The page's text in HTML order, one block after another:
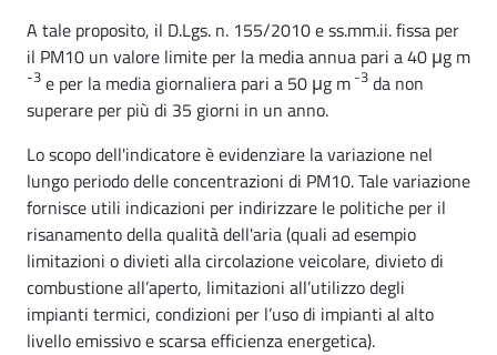
A tale proposito, il D.Lgs. n. 155/2010 e ss.mm.ii. fissa per
il PM10 un valore limite per la media annua pari a 40 μg m
-3 e per la media giornaliera pari a 50 μg m -3 da non
superare per più di 35 giorni in un anno.
Lo scopo dell'indicatore è evidenziare la variazione nel
lungo periodo delle concentrazioni di PM10. Tale variazione
fornisce utili indicazioni per indirizzare le politiche per il
risanamento della qualità dell'aria (quali ad esempio
limitazioni o divieti alla circolazione veicolare, divieto di
combustione all’aperto, limitazioni all’utilizzo degli
impianti termici, condizioni per l’uso di impianti al alto
livello emissivo e scarsa efficienza energetica).